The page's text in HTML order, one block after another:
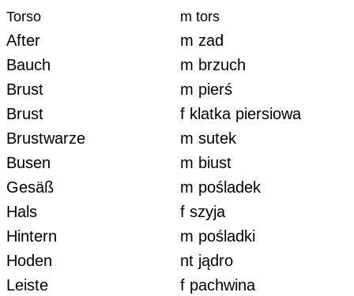
Torso m tors
After
m zad
Bauch
m brzuch
Brust
m pierś
Brust
f klatka piersiowa
Brustwarze
m sutek
Busen
m biust
Gesäß
m pośladek
Hals
f szyja
Hintern
m pośladki
Hoden
nt jądro
Leiste
f pachwina